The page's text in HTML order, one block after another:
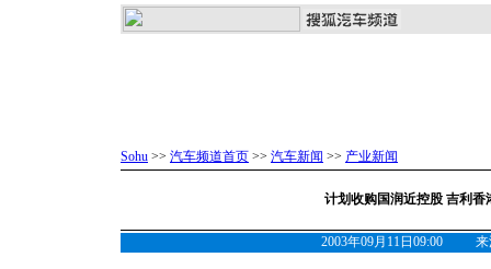
Sohu >> 汽车频道首页 >> 汽车新闻 >> 产业新闻
计划收购国润近控股 吉利香
2003年09月11日09:00 来